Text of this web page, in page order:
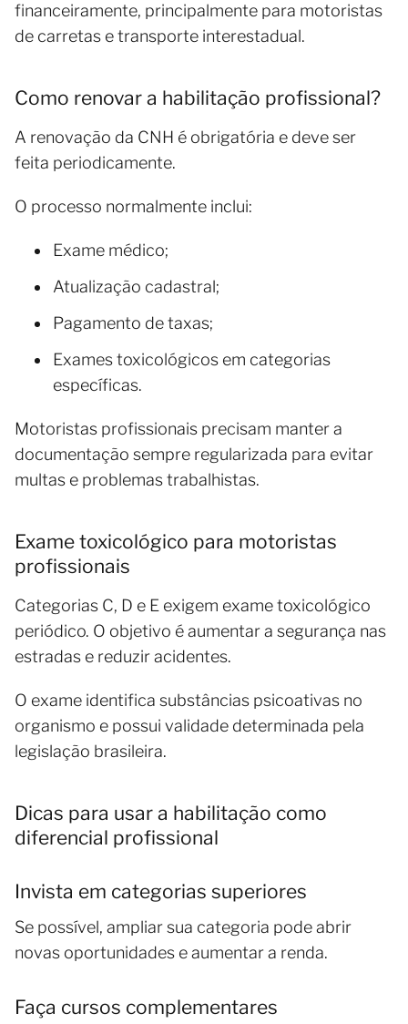
financeiramente, principalmente para motoristas
de carretas e transporte interestadual.
Como renovar a habilitação profissional?
A renovação da CNH é obrigatória e deve ser
feita periodicamente.
O processo normalmente inclui:
Exame médico;
Atualização cadastral;
Pagamento de taxas;
Exames toxicológicos em categorias
específicas.
Motoristas profissionais precisam manter a
documentação sempre regularizada para evitar
multas e problemas trabalhistas.
Exame toxicológico para motoristas
profissionais
Categorias C, D e E exigem exame toxicológico
periódico. O objetivo é aumentar a segurança nas
estradas e reduzir acidentes.
O exame identifica substâncias psicoativas no
organismo e possui validade determinada pela
legislação brasileira.
Dicas para usar a habilitação como
diferencial profissional
Invista em categorias superiores
Se possível, ampliar sua categoria pode abrir
novas oportunidades e aumentar a renda.
Faça cursos complementares